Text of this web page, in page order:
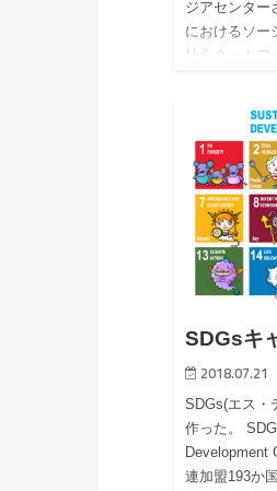
ジアセンター
におけるソー
社会ネット
SDGsキ
2018.07.21
SDGs(エス・
作った。
Development
連加盟193か